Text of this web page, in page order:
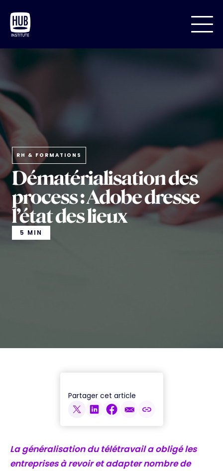
RH & FORMATIONS
Dématérialisation des
process : Adobe dresse
l’état des lieux
5 MIN
Partager cet article
La généralisation du télétravail a obligé les
entreprises à revoir et adapter nombre de